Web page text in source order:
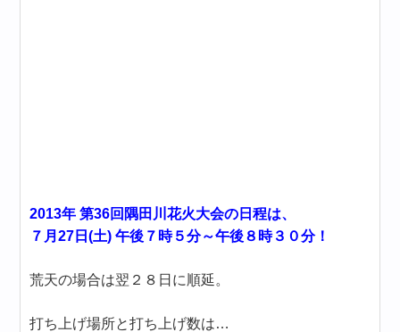
2013年 第36回隅田川花火大会の日程は、
７月27日(土) 午後７時５分～午後８時３０分！
荒天の場合は翌２８日に順延。
打ち上げ場所と打ち上げ数は…